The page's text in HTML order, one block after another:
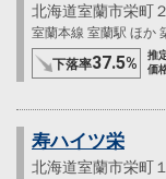
北海道室蘭市栄町
室蘭本線 室蘭駅 ほか
下落率37.5%
推
価
寿ハイツ栄
北海道室蘭市栄町